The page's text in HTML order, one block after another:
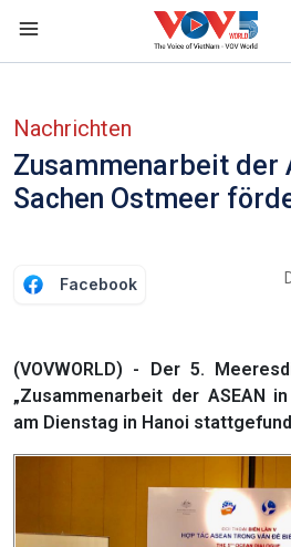
Nachrichten
Zusammenarbeit der
Sachen Ostmeer
Facebook
(VOVWORLD) - Der 5.
„Zusammenarbeit der ASEAN
am Dienstag in Hanoi